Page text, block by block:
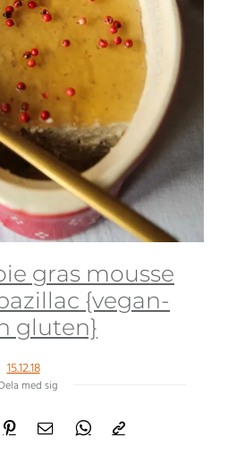
gras mousse
{vegan-
gluten}
15.12.18
Dela med sig